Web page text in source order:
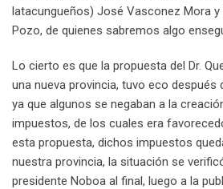
latacungueños) José Vasconez Mora y
Pozo, de quienes sabremos algo
Lo cierto es que la propuesta del Dr.
una nueva provincia, tuvo eco después
ya que algunos se negaban a la
impuestos, de los cuales era
esta propuesta, dichos impuestos
nuestra provincia, la situación se
presidente Noboa al final, luego a la